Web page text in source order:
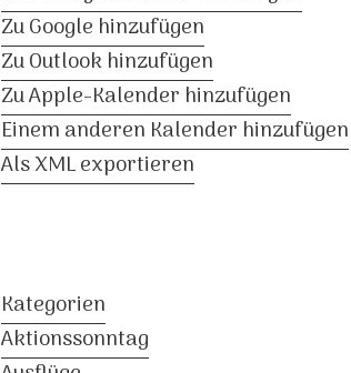
Zu Google hinzufügen
Zu Outlook hinzufügen
Zu Apple-Kalender hinzufügen
Einem anderen Kalender hinzufügen
Als XML exportieren
Kategorien
Aktionssonntag